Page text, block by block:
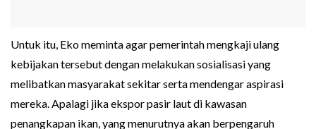
Untuk itu, Eko meminta agar pemerintah mengkaji ulang
kebijakan tersebut dengan melakukan sosialisasi yang
melibatkan masyarakat sekitar serta mendengar aspirasi
mereka. Apalagi jika ekspor pasir laut di kawasan
penangkapan ikan, yang menurutnya akan berpengaruh